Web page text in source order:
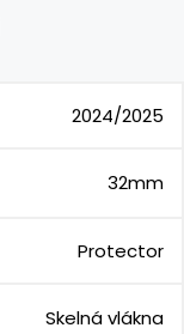
2024/2025
32mm
Protector
Skelná vlákna